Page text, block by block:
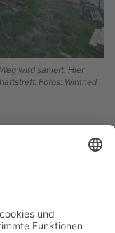
wird saniert. Hier
Fotos: Winfried